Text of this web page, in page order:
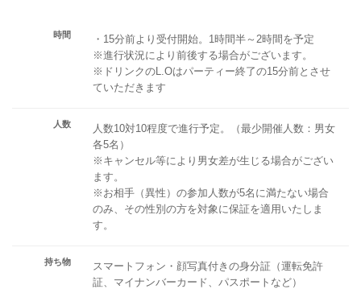
時間
・15分前より受付開始。1時間半～2時間を予定
※進行状況により前後する場合がございます。
※ドリンクのL.Oはパーティー終了の15分前とさせ
ていただきます
人数
人数10対10程度で進行予定。（最少開催人数：男女
各5名）
※キャンセル等により男女差が生じる場合がござい
ます。
※お相手（異性）の参加人数が5名に満たない場合
のみ、その性別の方を対象に保証を適用いたしま
す。
持ち物
スマートフォン・顔写真付きの身分証（運転免許
証、マイナンバーカード、パスポートなど）